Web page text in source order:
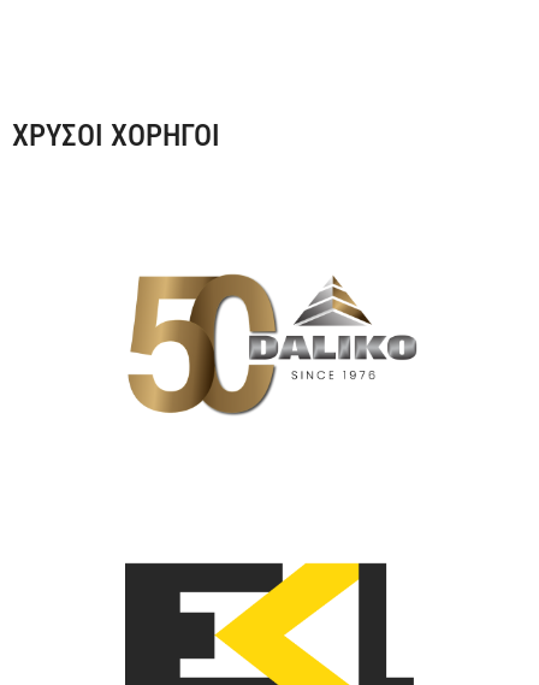
ΧΡΥΣΟΙ ΧΟΡΗΓΟΙ